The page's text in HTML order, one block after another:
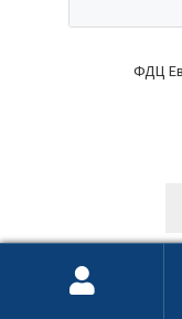
ФДЦ
Претрага
Претражи